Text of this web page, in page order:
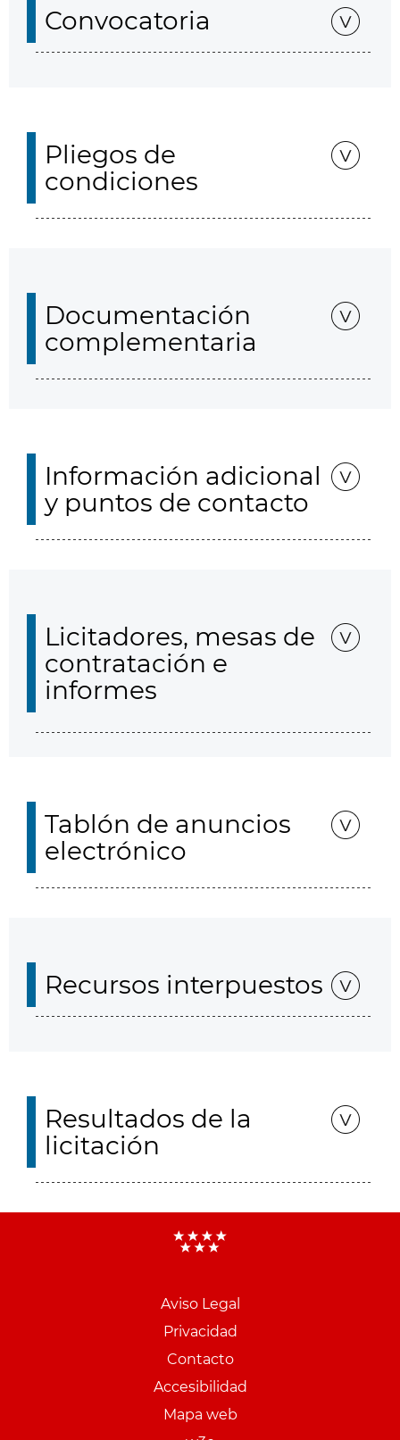
Convocatoria
Pliegos de
condiciones
Documentación
complementaria
Información adicional
y puntos de contacto
Licitadores, mesas de
contratación e
informes
Tablón de anuncios
electrónico
Recursos interpuestos
Resultados de la
licitación
Aviso Legal
Privacidad
Contacto
Accesibilidad
Mapa web